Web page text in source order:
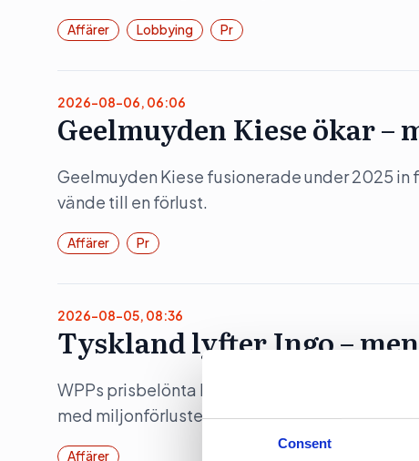
Consent
Affärer Lobbying Pr
2026-08-06, 06:06
Geelmuyden Kiese ökar
Geelmuyden Kiese fusionerade under 2025 in
vände till en förlust.
Affärer Pr
2026-08-05, 08:36
Tyskland lyfter Ingo –
WPPs prisbelönta kommunikationsbyrå Ingo
med miljonförluster.
Affärer